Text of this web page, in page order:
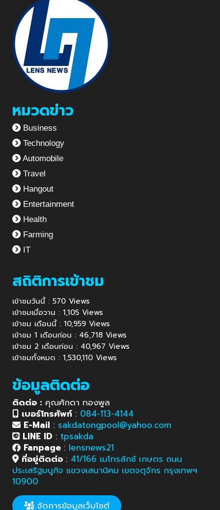
หมวดข่าว
Business
Technology
Automobile
Travel
Hangout
Entertainment
Health
Farming
IT
สถิติการเข้าชม
เข้าชมวันนี้ : 570 Views
เข้าชมเมื่อวาน : 1,105 Views
เข้าชม เดือนนี้ : 10,959 Views
เข้าชม 1 เดือนก่อน : 46,718 Views
เข้าชม 2 เดือนก่อน : 40,967 Views
เข้าชมทั้งหมด : 1,530,110 Views
ข้อมูลติดต่อ
ติดต่อ : คุณศักดา ทองพูล
เบอร์โทรศัพท์ : 084-113-4144
E-Mail : sakdatongpool@yahoo.com
LINE ID : tpsakda
Fanpage : lensnews21
ที่อยู่ติดต่อ : 41/166 เมโทรลักซ์ เกษตร ถนน
ประเสริฐมนูกิจ แขวงเสนานิคม เขตจตุจักร กรุงเทพฯ
10900
จัดการข้อมูลเว็บไซต์